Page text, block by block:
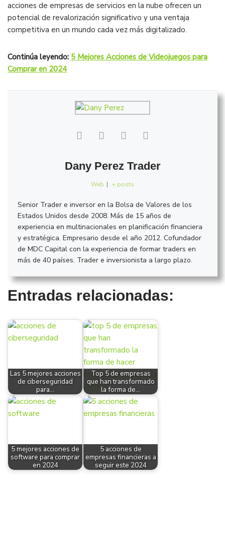
acciones de empresas de servicios en la nube ofrecen un
potencial de revalorización significativo y una ventaja
competitiva en un mundo cada vez más digitalizado.
Continúa leyendo: 5 Mejores Acciones de Videojuegos para
Comprar en 2024
Dany Perez Trader
Web | + posts
Senior Trader e inversor en la Bolsa de Valores de los
Estados Unidos desde 2008. Más de 15 años de
experiencia en multinacionales en planificación financiera
y estratégica. Empresario desde el año 2012. Cofundador
de MDC Capital con la experiencia de formar traders en
más de 40 países. Trader e inversionista a largo plazo.
Entradas relacionadas:
Las 5 mejores acciones
de ciberseguridad
para…
Top 5 de empresas
que han transformado
la forma de…
5 mejores acciones de
software para comprar
en 2024
5 acciones de
empresas financieras a
seguir este 2024